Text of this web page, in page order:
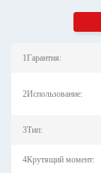
1Гарантия:
2Использование:
3Тип:
4Крутящий момент: